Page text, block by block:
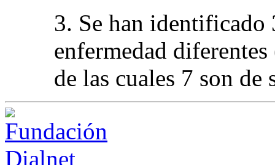
3. Se han identificado
enfermedad
de las cuales 7 son